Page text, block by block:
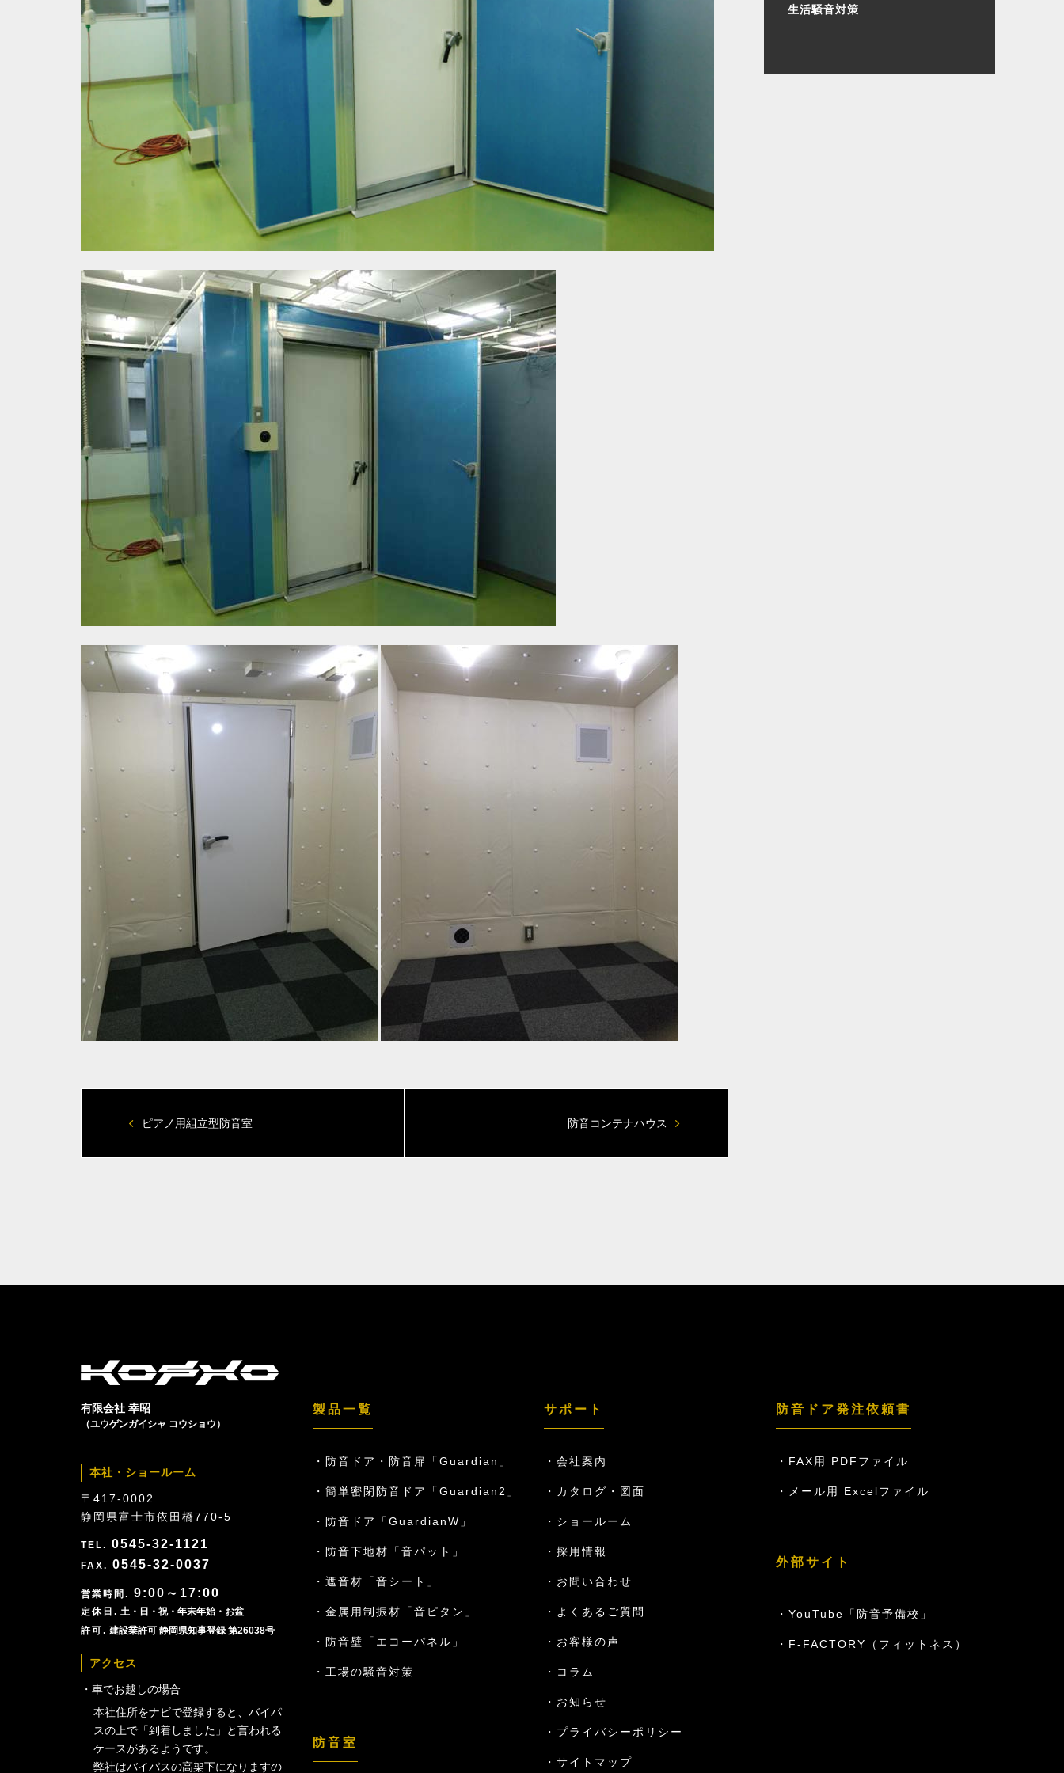
ピアノ用組立型防音室 防音コンテナハウス
生活騒音対策
有限会社 幸昭
（ユウゲンガイシャ コウショウ）
本社・ショールーム
〒417-0002
静岡県富士市依田橋770-5
0545-32-1121
0545-32-0037
9:00～17:00
土・日・祝・年末年始・お盆
建設業許可 静岡県知事登録 第26038号
アクセス
車でお越しの場合
本社住所をナビで登録すると、バイパ
スの上で「到着しました」と言われる
ケースがあるようです。
弊社はバイパスの高架下になりますの
製品一覧
防音ドア・防音扉「Guardian」
簡単密閉防音ドア「Guardian2」
防音ドア「GuardianW」
防音下地材「音パット」
遮音材「音シート」
金属用制振材「音ピタン」
防音壁「エコーパネル」
工場の騒音対策
防音室
サポート
会社案内
カタログ・図面
ショールーム
採用情報
お問い合わせ
よくあるご質問
お客様の声
コラム
お知らせ
プライバシーポリシー
サイトマップ
防音ドア発注依頼書
FAX用 PDFファイル
メール用 Excelファイル
外部サイト
YouTube「防音予備校」
F-FACTORY（フィットネス）